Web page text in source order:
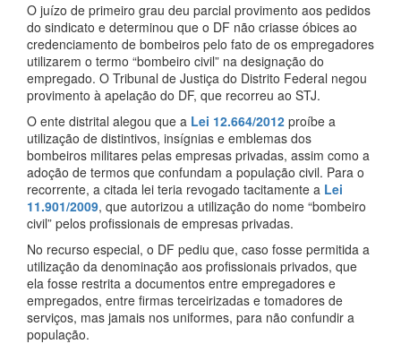
O juízo de primeiro grau deu parcial provimento aos pedidos
do sindicato e determinou que o DF não criasse óbices ao
credenciamento de bombeiros pelo fato de os empregadores
utilizarem o termo “bombeiro civil” na designação do
empregado. O Tribunal de Justiça do Distrito Federal negou
provimento à apelação do DF, que recorreu ao STJ.
O ente distrital alegou que a Lei 12.664/2012 proíbe a
utilização de distintivos, insígnias e emblemas dos
bombeiros militares pelas empresas privadas, assim como a
adoção de termos que confundam a população civil. Para o
recorrente, a citada lei teria revogado tacitamente a Lei
11.901/2009, que autorizou a utilização do nome “bombeiro
civil” pelos profissionais de empresas privadas.
No recurso especial, o DF pediu que, caso fosse permitida a
utilização da denominação aos profissionais privados, que
ela fosse restrita a documentos entre empregadores e
empregados, entre firmas terceirizadas e tomadores de
serviços, mas jamais nos uniformes, para não confundir a
população.